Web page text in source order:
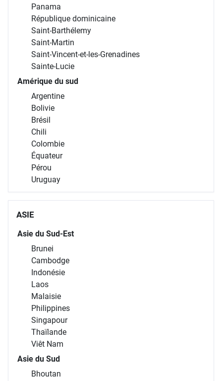
Panama
République dominicaine
Saint-Barthélemy
Saint-Martin
Saint-Vincent-et-les-Grenadines
Sainte-Lucie
Amérique du sud
Argentine
Bolivie
Brésil
Chili
Colombie
Équateur
Pérou
Uruguay
ASIE
Asie du Sud-Est
Brunei
Cambodge
Indonésie
Laos
Malaisie
Philippines
Singapour
Thaïlande
Viêt Nam
Asie du Sud
Bhoutan